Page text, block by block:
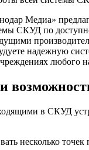
Медиа»
СКУД по
надежную
любого
в СКУД
несколько точек